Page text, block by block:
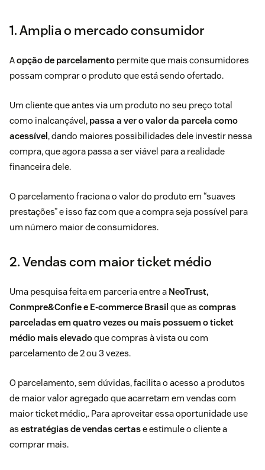
1. Amplia o mercado consumidor
Aopção de parcelamento permite que mais consumidores
possam comprar o produto que está sendo ofertado.
Um cliente que antes via um produto no seu preço total
como inalcançável, passa a ver o valor da parcela como
acessível , dando maiores possibilidades dele investir nessa
compra, que agora passa a ser viável para a realidade
financeira dele.
O parcelamento fraciona o valor do produto em “suaves
prestações” e isso faz com que a compra seja possível para
um número maior de consumidores.
2. Vendas com maior ticket médio
Uma pesquisa feita em parceria entre a NeoTrust,
Conmpre&Confie e E-commerce Brasil que as compras
parceladas em quatro vezes ou mais possuem o ticket
médio mais elevadoque compras à vista ou com
parcelamento de 2 ou 3 vezes.
O parcelamento, sem dúvidas, facilita o acesso a produtos
de maior valor agregado que acarretam em vendas com
maior ticket médio,. Para aproveitar essa oportunidade use
as estratégias de vendas certase estimule o cliente a
comprar mais.